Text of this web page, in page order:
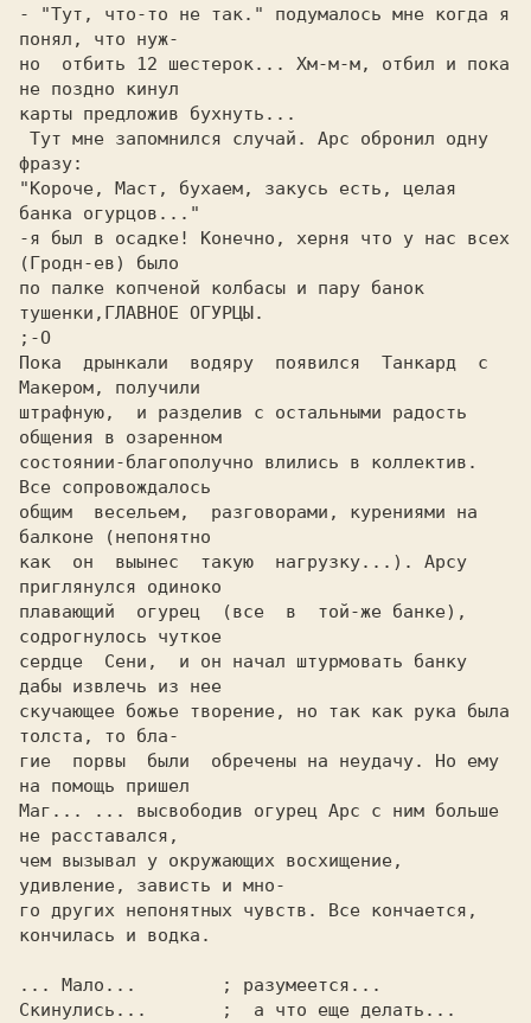
- "Тут, что-то не так." подумалось мне когда я
понял, что нуж-
но  отбить 12 шестерок... Хм-м-м, отбил и пока
не поздно кинул
карты предложив бухнуть...
фразу:
"Короче, Маст, бухаем, закусь есть, целая
банка огурцов..."
-я был в осадке! Конечно, херня что у нас всех
(Гродн-ев) было
по палке копченой колбасы и пару банок
тушенки,ГЛАВНОЕ ОГУРЦЫ.
;-О
Пока  дрынкали  водяру  появился  Танкард  с
Макером, получили
штрафную,  и разделив с остальными радость
общения в озаренном
состоянии-благополучно влились в коллектив.
Все сопровождалось
общим  весельем,  разговорами, курениями на
балконе (непонятно
как  он  выынес  такую  нагрузку...). Арсу
приглянулся одиноко
плавающий  огурец  (все  в  той-же банке),
содрогнулось чуткое
сердце  Сени,  и он начал штурмовать банку
дабы извлечь из нее
скучающее божье творение, но так как рука была
толста, то бла-
гие  порвы  были  обречены на неудачу. Но ему
на помощь пришел
Маг... ... высвободив огурец Арс с ним больше
не расставался,
чем вызывал у окружающих восхищение,
удивление, зависть и мно-
го других непонятных чувств. Все кончается,
кончилась и водка.
... Мало...        ; разумеется...
Скинулись...       ;  а что еще делать...